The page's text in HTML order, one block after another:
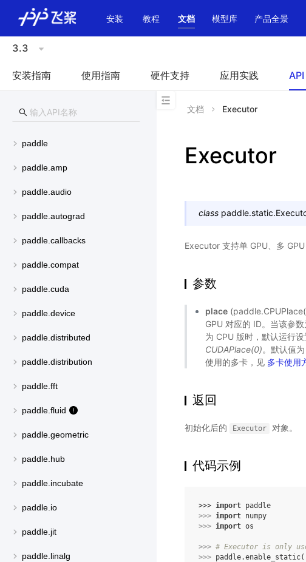
安装 教程 文档 模型库 产品全景
3.3
安装指南 使用指南 硬件支持 应用实践
paddle
paddle.amp
paddle.audio
paddle.autograd
paddle.callbacks
paddle.compat
paddle.cuda
paddle.device
paddle.distributed
paddle.distribution
paddle.fft
paddle.fluid
paddle.geometric
paddle.hub
paddle.incubate
paddle.io
paddle.jit
paddle.linalg
文档 Executor
Executor
class paddle.static.
Executor 支持单 GPU、多 GPU
参数
place
GPU 对应的 ID。当该参
为 CPU 版时，默认运行
CUDAPlace(0)。默认值
使用的多卡，见 多卡使用
返回
初始化后的 Executor 对象。
代码示例
>>> import paddle
>>> import numpy
>>> import os
>>> # Executor is only
>>> paddle.enable_static